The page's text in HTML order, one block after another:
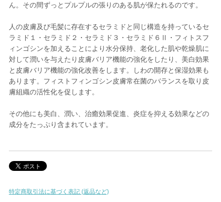
ん。その間ずっとプルプルの張りのある肌が保たれるのです。
人の皮膚及び毛髪に存在するセラミドと同じ構造を持っているセ
ラミド１・セラミド２・セラミド３・セラミド６Ⅱ・フィトスフ
ィンゴシンを加えることにより水分保持、老化した肌や乾燥肌に
対して潤いを与えたり皮膚バリア機能の強化をしたり、美白効果
と皮膚バリア機能の強化改善をします。しわの開存と保湿効果も
あります。フィストフィンゴシン皮膚常在菌のバランスを取り皮
膚組織の活性化を促します。
その他にも美白、潤い、治癒効果促進、炎症を抑える効果などの
成分をたっぷり含まれています。
特定商取引法に基づく表記 (返品など)